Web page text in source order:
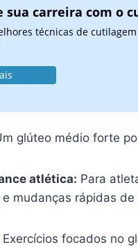
sua carreira com o
técnicas de
glúteo médio forte
atlética: Para
mudanças rápidas de
Exercícios focados no